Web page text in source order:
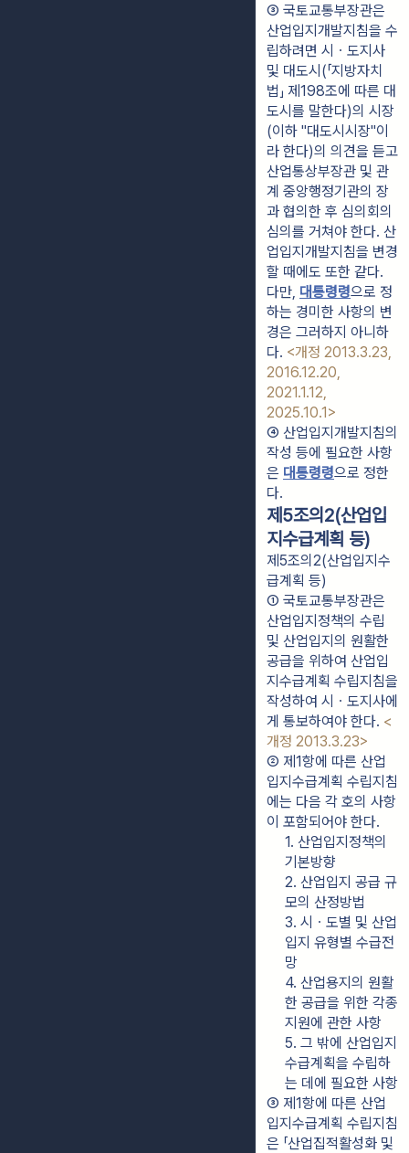
③ 국토교통부장관은
산업입지개발지침을 수
립하려면 시ㆍ도지사
및 대도시(「지방자치
법」 제198조에 따른 대
도시를 말한다)의 시장
(이하 "대도시시장"이
라 한다)의 의견을 듣고
산업통상부장관 및 관
계 중앙행정기관의 장
과 협의한 후 심의회의
심의를 거쳐야 한다. 산
업입지개발지침을 변경
할 때에도 또한 같다.
다만, 대통령령으로 정
하는 경미한 사항의 변
경은 그러하지 아니하
다. <개정 2013.3.23,
2016.12.20,
2021.1.12,
2025.10.1>
④ 산업입지개발지침의
작성 등에 필요한 사항
은 대통령령으로 정한
다.
제5조의2(산업입
지수급계획 등)
제5조의2(산업입지수
급계획 등)
① 국토교통부장관은
산업입지정책의 수립
및 산업입지의 원활한
공급을 위하여 산업입
지수급계획 수립지침을
작성하여 시ㆍ도지사에
게 통보하여야 한다. <
개정 2013.3.23>
② 제1항에 따른 산업
입지수급계획 수립지침
에는 다음 각 호의 사항
이 포함되어야 한다.
1. 산업입지정책의
기본방향
2. 산업입지 공급 규
모의 산정방법
3. 시ㆍ도별 및 산업
입지 유형별 수급전
망
4. 산업용지의 원활
한 공급을 위한 각종
지원에 관한 사항
5. 그 밖에 산업입지
수급계획을 수립하
는 데에 필요한 사항
③ 제1항에 따른 산업
입지수급계획 수립지침
은 「산업집적활성화 및